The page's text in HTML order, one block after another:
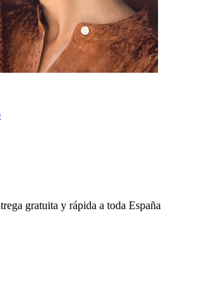
gratuita y rápida a toda España